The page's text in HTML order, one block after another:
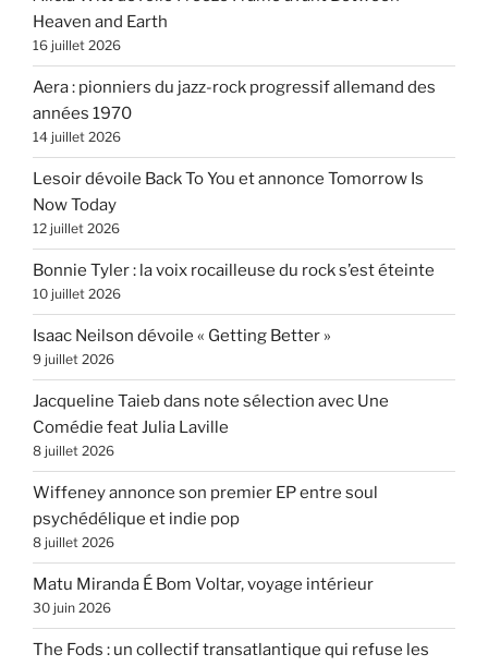
Heaven and Earth
16 juillet 2026
Aera : pionniers du jazz-rock progressif allemand des
années 1970
14 juillet 2026
Lesoir dévoile Back To You et annonce Tomorrow Is
Now Today
12 juillet 2026
Bonnie Tyler : la voix rocailleuse du rock s’est éteinte
10 juillet 2026
Isaac Neilson dévoile « Getting Better »
9 juillet 2026
Jacqueline Taieb dans note sélection avec Une
Comédie feat Julia Laville
8 juillet 2026
Wiffeney annonce son premier EP entre soul
psychédélique et indie pop
8 juillet 2026
Matu Miranda É Bom Voltar, voyage intérieur
30 juin 2026
The Fods : un collectif transatlantique qui refuse les